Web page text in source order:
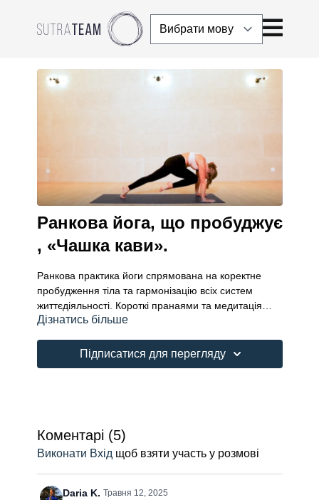
Ранкова йога, що пробуджує
, «Чашка кави».
Ранкова практика йоги спрямована на коректне
пробудження тіла та гармонізацію всіх систем
життєдіяльності. Короткі пранаями та медитація
спрямовані на активацію енергетичних центрів.
м'язів, створює стійкий та тривалий ефект
бадьорості тіла та ясності розуму. Після
Дізнатись більше
Підписатися для перегляду
Коментарі (5)
Виконати Вхід щоб взяти участь у розмові
Daria K. Травня 12, 2025